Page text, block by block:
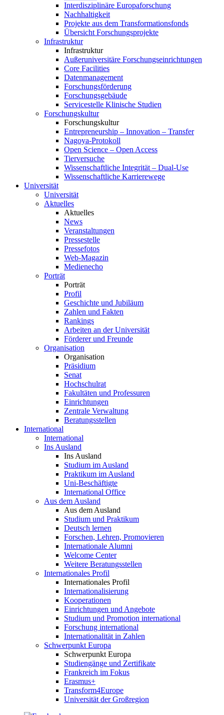
Interdisziplinäre Europaforschung
Nachhaltigkeit
Projekte aus dem Transformationsfonds
Übersicht Forschungsprojekte
Infrastruktur
Infrastruktur
Außeruniversitäre Forschungseinrichtungen
Core Facilities
Datenmanagement
Forschungsförderung
Forschungsgebäude
Servicestelle Klinische Studien
Forschungskultur
Forschungskultur
Entrepreneurship – Innovation – Transfer
Nagoya-Protokoll
Open Science – Open Access
Tierversuche
Wissenschaftliche Integrität – Dual-Use
Wissenschaftliche Karrierewege
Universität
Universität
Aktuelles
Aktuelles
News
Veranstaltungen
Pressestelle
Pressefotos
Web-Magazin
Medienecho
Porträt
Porträt
Profil
Geschichte und Jubiläum
Zahlen und Fakten
Rankings
Arbeiten an der Universität
Förderer und Freunde
Organisation
Organisation
Präsidium
Senat
Hochschulrat
Fakultäten und Professuren
Einrichtungen
Zentrale Verwaltung
Beratungsstellen
International
International
Ins Ausland
Ins Ausland
Studium im Ausland
Praktikum im Ausland
Uni-Beschäftigte
International Office
Aus dem Ausland
Aus dem Ausland
Studium und Praktikum
Deutsch lernen
Forschen, Lehren, Promovieren
Internationale Alumni
Welcome Center
Weitere Beratungsstellen
Internationales Profil
Internationales Profil
Internationalisierung
Kooperationen
Einrichtungen und Angebote
Studium und Promotion international
Forschung international
Internationalität in Zahlen
Schwerpunkt Europa
Schwerpunkt Europa
Studiengänge und Zertifikate
Frankreich im Fokus
Erasmus+
Transform4Europe
Universität der Großregion